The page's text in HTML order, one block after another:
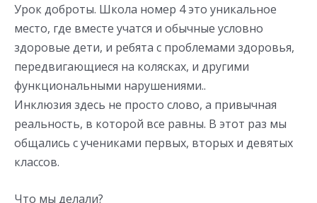
Урок доброты. Школа номер 4 это уникальное
место, где вместе учатся и обычные условно
здоровые дети, и ребята с проблемами здоровья,
передвигающиеся на колясках, и другими
функциональными нарушениями..
Инклюзия здесь не просто слово, а привычная
реальность, в которой все равны. В этот раз мы
общались с учениками первых, вторых и девятых
классов.
Что мы делали?